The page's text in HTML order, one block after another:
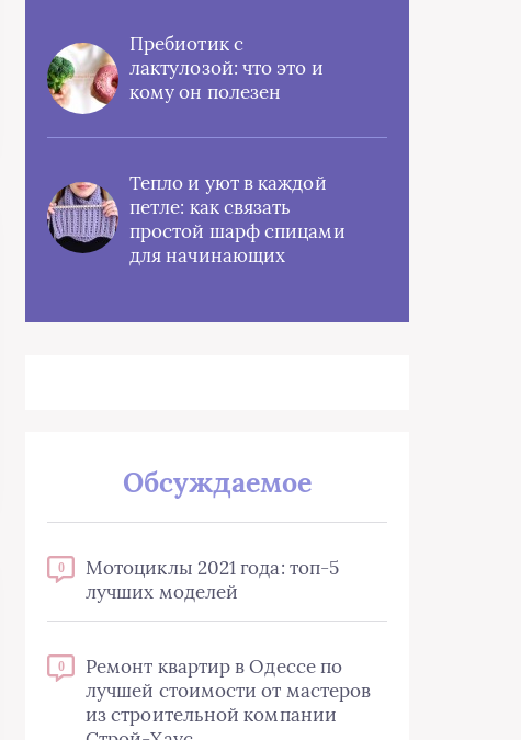
Пребиотик с
лактулозой: что это и
кому он полезен
Тепло и уют в каждой
петле: как связать
простой шарф спицами
для начинающих
Обсуждаемое
0
Мотоциклы 2021 года: топ-5
лучших моделей
0
Ремонт квартир в Одессе по
лучшей стоимости от мастеров
из строительной компании